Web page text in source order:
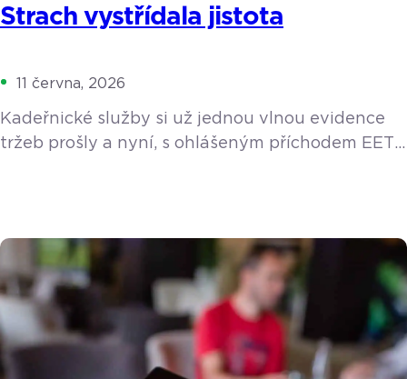
Strach vystřídala jistota
11 června, 2026
Kadeřnické služby si už jednou vlnou evidence
tržeb prošly a nyní, s ohlášeným příchodem EET
i kadeřnice Alžběta ze Středočeského kraje, která
musela řešit povinnost evidovat platby již ve
druhé vlně EET, kvůli doplňkovému prodeji
vlasových produktů. Zatímco […]